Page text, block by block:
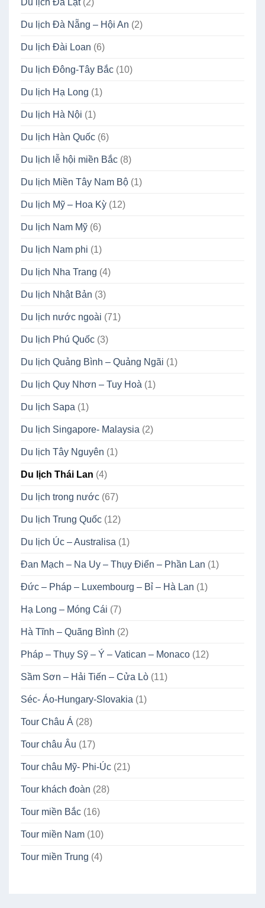
Du lịch Đà Lạt(2)
Du lịch Đà Nẵng – Hội An (2)
Du lịch Đài Loan (6)
Du lịch Đông-Tây Bắc (10)
Du lịch Hạ Long (1)
Du lịch Hà Nội (1)
Du lịch Hàn Quốc (6)
Du lịch lễ hội miền Bắc (8)
Du lịch Miền Tây Nam Bộ (1)
Du lịch Mỹ – Hoa Kỳ (12)
Du lịch Nam Mỹ (6)
Du lịch Nam phi (1)
Du lịch Nha Trang (4)
Du lịch Nhật Bản (3)
Du lịch nước ngoài (71)
Du lịch Phú Quốc (3)
Du lịch Quảng Bình – Quảng Ngãi (1)
Du lịch Quy Nhơn – Tuy Hoà (1)
Du lịch Sapa (1)
Du lịch Singapore- Malaysia (2)
Du lịch Tây Nguyên (1)
Du lịch Thái Lan (4)
Du lịch trong nước (67)
Du lịch Trung Quốc (12)
Du lịch Úc – Australisa (1)
Đan Mạch – Na Uy – Thụy Điển – Phần Lan (1)
Đức – Pháp – Luxembourg – Bỉ – Hà Lan (1)
Hạ Long – Móng Cái (7)
Hà Tĩnh – Quãng Bình (2)
Pháp – Thụy Sỹ – Ý – Vatican – Monaco (12)
Sầm Sơn – Hải Tiến – Cửa Lò (11)
Séc- Áo-Hungary-Slovakia (1)
Tour Châu Á (28)
Tour châu Âu (17)
Tour châu Mỹ- Phi-Úc (21)
Tour khách đoàn (28)
Tour miền Bắc (16)
Tour miền Nam (10)
Tour miền Trung (4)